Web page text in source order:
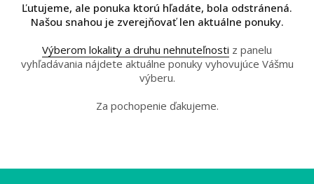
Ľutujeme, ale ponuka ktorú hľadáte, bola odstránená.
Našou snahou je zverejňovať len aktuálne ponuky.
Výberom lokality a druhu nehnuteľnosti z panelu
vyhľadávania nájdete aktuálne ponuky vyhovujúce Vášmu
výberu.
Za pochopenie ďakujeme.